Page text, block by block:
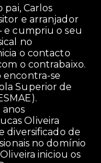
pai, Carlos
e arranjador
e cumpriu o seu
no
o contacto
o contrabaixo.
encontra-se
Superior de
Oliveira
diversificado de
no domínio
iniciou os